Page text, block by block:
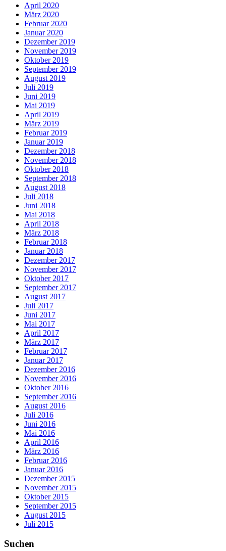
April 2020
März 2020
Februar 2020
Januar 2020
Dezember 2019
November 2019
Oktober 2019
September 2019
August 2019
Juli 2019
Juni 2019
Mai 2019
April 2019
März 2019
Februar 2019
Januar 2019
Dezember 2018
November 2018
Oktober 2018
September 2018
August 2018
Juli 2018
Juni 2018
Mai 2018
April 2018
März 2018
Februar 2018
Januar 2018
Dezember 2017
November 2017
Oktober 2017
September 2017
August 2017
Juli 2017
Juni 2017
Mai 2017
April 2017
März 2017
Februar 2017
Januar 2017
Dezember 2016
November 2016
Oktober 2016
September 2016
August 2016
Juli 2016
Juni 2016
Mai 2016
April 2016
März 2016
Februar 2016
Januar 2016
Dezember 2015
November 2015
Oktober 2015
September 2015
August 2015
Juli 2015
Suchen